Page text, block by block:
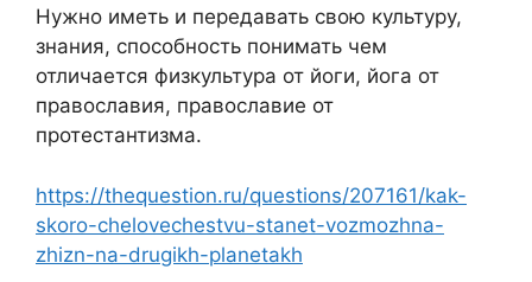
Нужно иметь и передавать свою культуру,
знания, способность понимать чем
отличается физкультура от йоги, йога от
православия, православие от
протестантизма.
https://thequestion.ru/questions/207161/kak-
skoro-chelovechestvu-stanet-vozmozhna-
zhizn-na-drugikh-planetakh